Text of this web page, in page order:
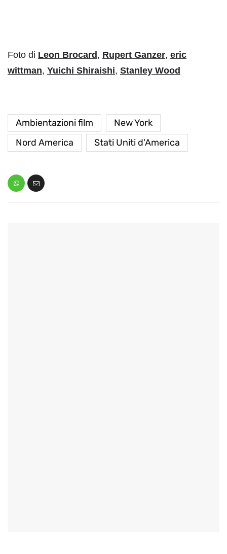
Foto di Leon Brocard , Rupert Ganzer, eric
wittman, Yuichi Shiraishi, Stanley Wood
Ambientazioni film
New York
Nord America
Stati Uniti d'America